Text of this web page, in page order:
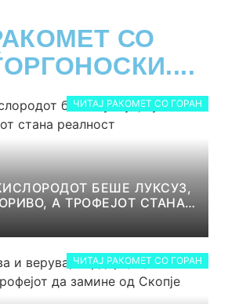
СО
ЧИТАЈ РАКОМЕТ СО ГОРАН
БЕШЕ ЛУКСУЗ,
А ТРОФЕЈОТ СТАНА
ЧИТАЈ РАКОМЕТ СО ГОРАН